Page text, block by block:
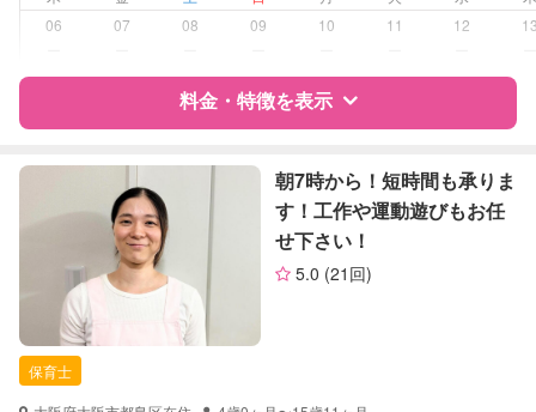
なし
定期予約 可能
お子様の撮影
（定期特典）
対応可能
06
07 08 09 10 11 12
料金・特徴を表示
特徴 料金 レビュー
サポートの特徴
資格
保育士
朝7時から！短時間も承りま
す！工作や運動遊びもお任
せ下さい！
5.0 (21回)
保育士